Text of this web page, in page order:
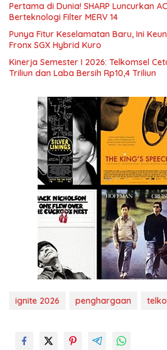
Pertama di Dunia! SHARP Luncurkan
Berteknologi Filter MERV 14
Punya Fitur Keselamatan Baru, Ini
Fronx SGX Hybrid Kuro
Kinerja Semester I 2026: Telkomsel
Triliun dan Laba Bersih Rp10,4 Triliun
ignite 2026 penghargaan